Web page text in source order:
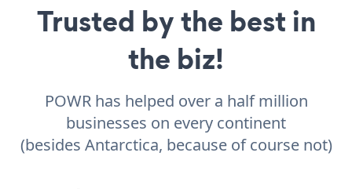
Trusted by the best in
the biz!
POWR has helped over a half million
businesses on every continent
(besides Antarctica, because of course not)